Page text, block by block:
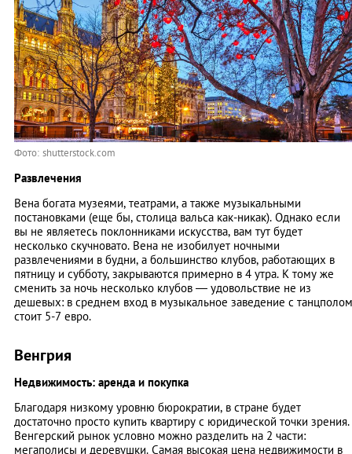
Фото: shutterstock.com
Развлечения
Вена богата музеями, театрами, а также музыкальными
постановками (еще бы, столица вальса как-никак). Однако если
вы не являетесь поклонниками искусства, вам тут будет
несколько скучновато. Вена не изобилует ночными
развлечениями в будни, а большинство клубов, работающих в
пятницу и субботу, закрываются примерно в 4 утра. К тому же
сменить за ночь несколько клубов — удовольствие не из
дешевых: в среднем вход в музыкальное заведение с танцполом
стоит 5-7 евро.
Венгрия
Недвижимость: аренда и покупка
Благодаря низкому уровню бюрократии, в стране будет
достаточно просто купить квартиру с юридической точки зрения.
Венгерский рынок условно можно разделить на 2 части:
мегаполисы и деревушки. Самая высокая цена недвижимости в